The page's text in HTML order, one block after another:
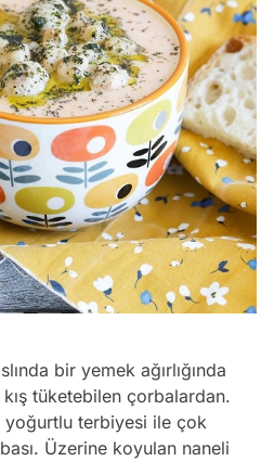
bir yemek ağırlığında
kış tüketebilen çorbalardan.
terbiyesi ile çok
Üzerine koyulan naneli